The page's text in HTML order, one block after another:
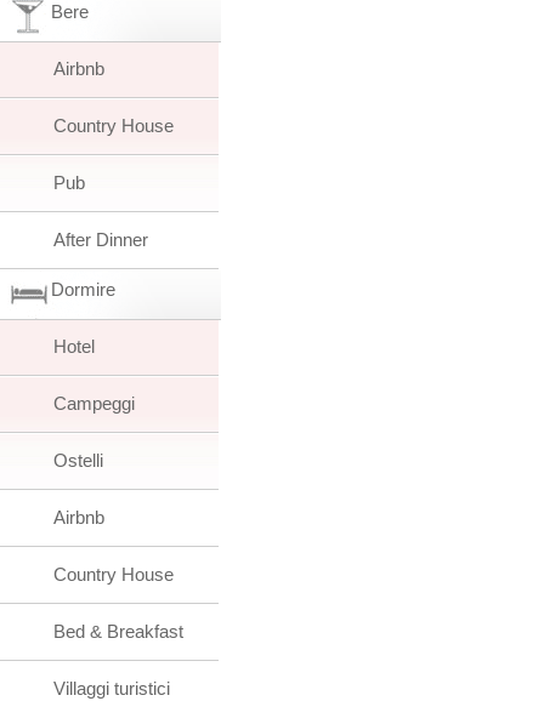
Bere
Airbnb
Country House
Pub
After Dinner
Dormire
Hotel
Campeggi
Ostelli
Airbnb
Country House
Bed & Breakfast
Villaggi turistici